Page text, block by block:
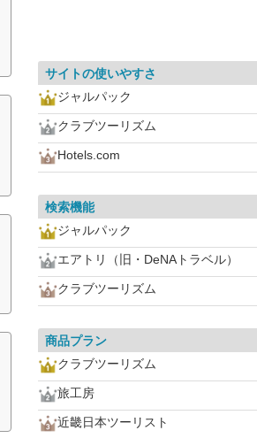
サイトの使いやすさ
ジャルパック
クラブツーリズム
Hotels.com
検索機能
ジャルパック
エアトリ（旧・DeNAトラベル）
クラブツーリズム
商品プラン
クラブツーリズム
旅工房
近畿日本ツーリスト